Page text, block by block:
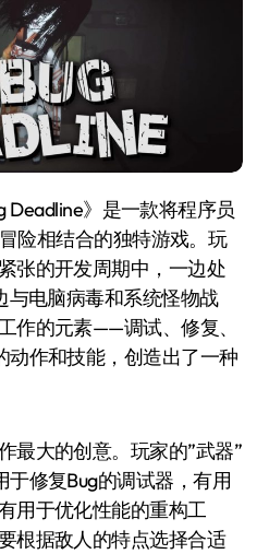
险相结合的独特游戏。玩
张的开发周期中，一边处
与电脑病毒和系统怪物战
作的元素——调试、修复、
作和技能，创造出了一种
最大的创意。玩家的”武器”
修复Bug的调试器，有用
用于优化性能的重构工
根据敌人的特点选择合适